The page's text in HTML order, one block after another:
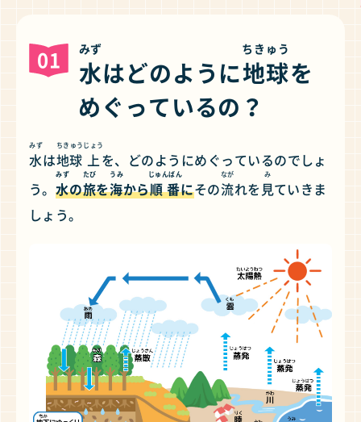
01 水
みず
はどのように地球
ちきゅう
を
めぐっているの？
水
みず
は地球
ちきゅう
上
じょう
を、どのようにめぐっているのでしょ
う。 水
みず
の旅
たび
を海
うみ
から順番
じゅんばん
にその流
なが
れを 見
み
ていきま
しょう。